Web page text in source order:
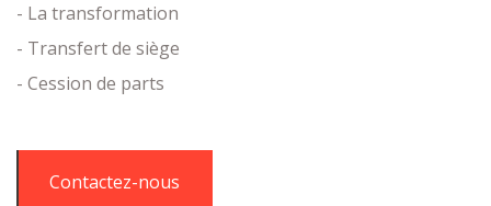
- La transformation
- Transfert de siège
- Cession de parts
Contactez-nous